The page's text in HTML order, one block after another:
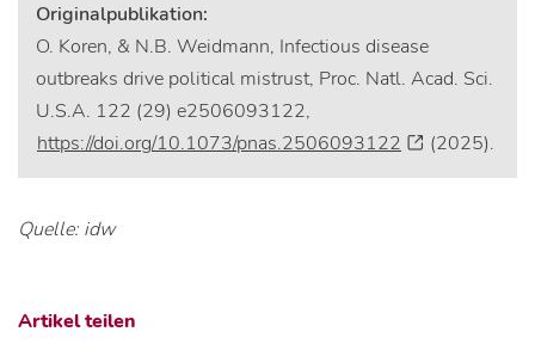
Originalpublikation:
O. Koren, & N.B. Weidmann, Infectious disease
outbreaks drive political mistrust, Proc. Natl. Acad. Sci.
U.S.A. 122 (29) e2506093122,
https://doi.org/10.1073/pnas.2506093122
(2025).
Quelle: idw
Artikel teilen